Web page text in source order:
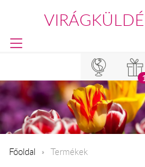
Főoldal Termékek